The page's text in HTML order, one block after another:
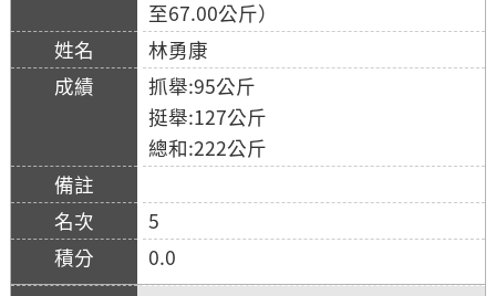
至67.00公斤）
林勇康
抓舉:95公斤
挺舉:127公斤
總和:222公斤
5
0.0